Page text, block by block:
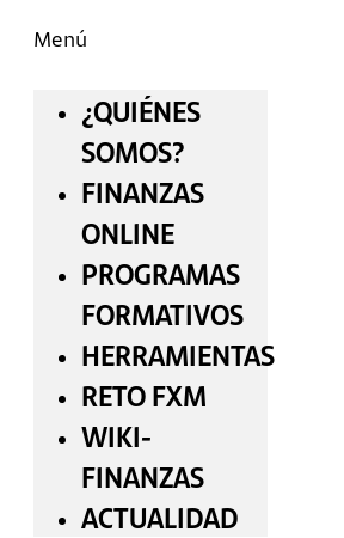
Menú
¿QUIÉNES
SOMOS?
FINANZAS
ONLINE
PROGRAMAS
FORMATIVOS
HERRAMIENTAS
RETO FXM
WIKI-
FINANZAS
ACTUALIDAD